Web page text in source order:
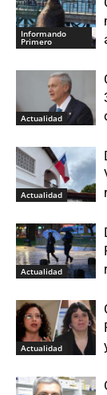
Informando
Primero
Actualidad
Actualidad
Actualidad
Actualidad